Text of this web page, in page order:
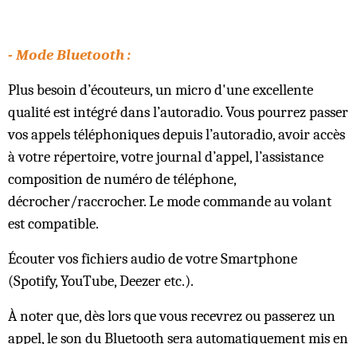
- Mode Bluetooth :
Plus besoin d’écouteurs, un micro d'une excellente
qualité est intégré dans l’autoradio. Vous pourrez passer
vos appels téléphoniques depuis l’autoradio, avoir accès
à votre répertoire, votre journal d’appel, l’assistance
composition de numéro de téléphone,
décrocher/raccrocher. Le mode commande au volant
est compatible.
Écouter vos fichiers audio de votre Smartphone
(Spotify, YouTube, Deezer etc.).
À noter que, dès lors que vous recevrez ou passerez un
appel, le son du Bluetooth sera automatiquement mis en